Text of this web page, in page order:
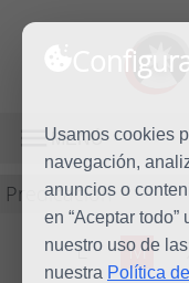
Usamos cookies
navegación,
anuncios o
en “Aceptar
nuestro uso de
nuestra Política
MENÚ
Predicación
L M